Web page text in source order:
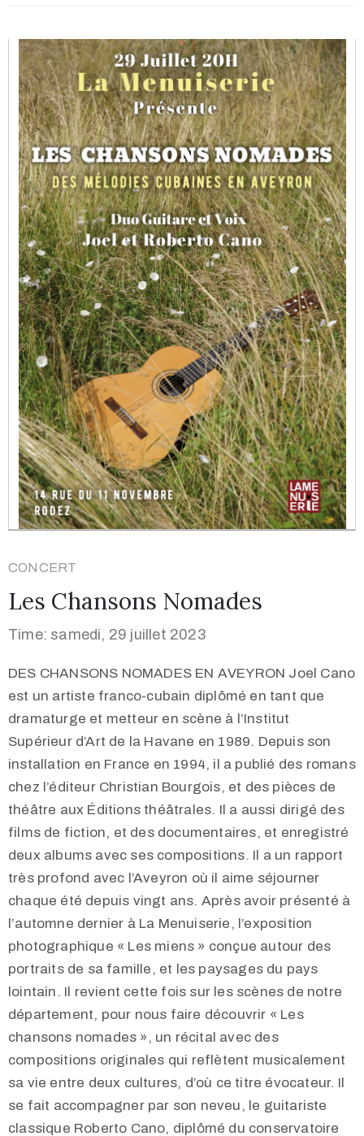
CONCERT
Les Chansons Nomades
Time: samedi, 29 juillet 2023
DES CHANSONS NOMADES EN AVEYRON Joel Cano
est un artiste franco-cubain diplômé en tant que
dramaturge et metteur en scène à l’Institut
Supérieur d’Art de la Havane en 1989. Depuis son
installation en France en 1994, il a publié des romans
chez l’éditeur Christian Bourgois, et des pièces de
théâtre aux Éditions théâtrales. Il a aussi dirigé des
films de fiction, et des documentaires, et enregistré
deux albums avec ses compositions. Il a un rapport
très profond avec l’Aveyron où il aime séjourner
chaque été depuis vingt ans. Après avoir présenté à
l’automne dernier à La Menuiserie, l’exposition
photographique « Les miens » conçue autour des
portraits de sa famille, et les paysages du pays
lointain. Il revient cette fois sur les scènes de notre
département, pour nous faire découvrir « Les
chansons nomades », un récital avec des
compositions originales qui reflètent musicalement
sa vie entre deux cultures, d’où ce titre évocateur. Il
se fait accompagner par son neveu, le guitariste
classique Roberto Cano, diplômé du conservatoire